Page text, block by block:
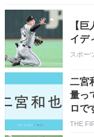
【
イデ
スポー
二宮
量っ
ロで
THE